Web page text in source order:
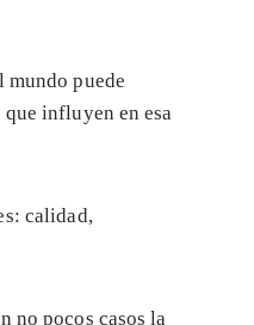
puede
influyen en esa
calidad,
no pocos casos la